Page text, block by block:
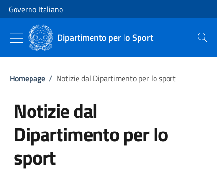
Vai al contenuto
Vai alla navigazione del sito
Governo Italiano
Dipartimento per lo Sport Cerca
Homepage / Notizie dal Dipartimento per lo sport
Notizie dal
Dipartimento per lo
sport